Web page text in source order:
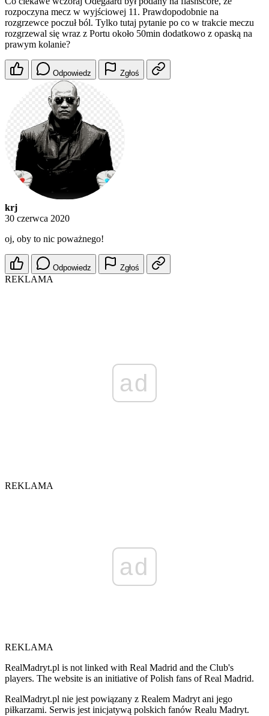
rozpoczyna mecz w wyjściowej 11. Prawdopodobnie na
rozgrzewce poczuł ból. Tylko tutaj pytanie po co w trakcie meczu
rozgrzewal się wraz z Portu około 50min dodatkowo z opaską na
prawym kolanie?
Odpowiedz Zgłoś
krj
30 czerwca 2020
oj, oby to nic poważnego!
Odpowiedz Zgłoś
REKLAMA
ad
REKLAMA
ad
REKLAMA
RealMadryt.pl is not linked with Real Madrid and the Club's
players. The website is an initiative of Polish fans of Real Madrid.
RealMadryt.pl nie jest powiązany z Realem Madryt ani jego
piłkarzami. Serwis jest inicjatywą polskich fanów Realu Madryt.